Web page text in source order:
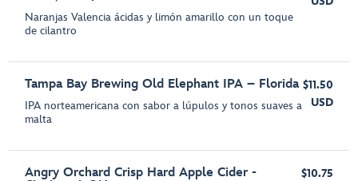
Naranjas Valencia ácidas y limón amarillo con un toque
de cilantro
Tampa Bay Brewing Old Elephant IPA – Florida
IPA norteamericana con sabor a lúpulos y tonos suaves a
malta
$11.50
USD
Angry Orchard Crisp Hard Apple Cider -
$10.75